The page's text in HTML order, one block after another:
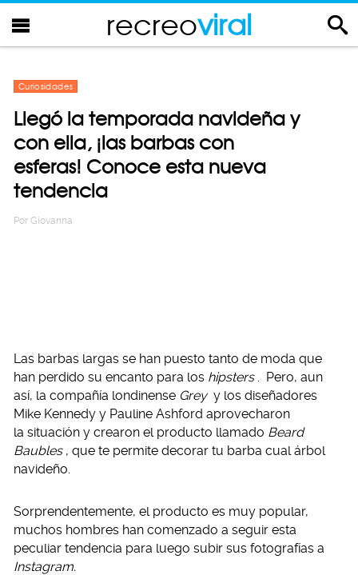
recreoviral
Curiosidades
Llegó la temporada navideña y
con ella, ¡las barbas con
esferas! Conoce esta nueva
tendencia
Por Giovanna
Las barbas largas se han puesto tanto de moda que
han perdido su encanto para los hipsters . Pero, aun
así, la compañía londinense Grey y los diseñadores
Mike Kennedy y Pauline Ashford aprovecharon
la situación y crearon el producto llamado Beard
Baubles , que te permite decorar tu barba cual árbol
navideño.
Sorprendentemente, el producto es muy popular,
muchos hombres han comenzado a seguir esta
peculiar tendencia para luego subir sus fotografías a
Instagram.